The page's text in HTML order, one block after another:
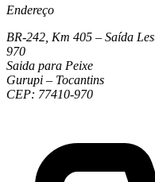
Endereço
BR-242, Km 405 – Saída
970
Saida para Peixe
Gurupi – Tocantins
CEP: 77410-970